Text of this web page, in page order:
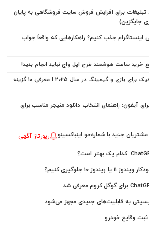
تبلیغات برای افزایش فروش سایت فروشگاهی به پایان
جایگزین)
اینستاگرام جذب کنیم؟ راهکارهایی که واقعاً جواب
مناسب‌ترین کارت گرافیک برای بازی و گیمینگ در سال ۲۰۲۵ | معرفی ۱۰ گزینه
آیفون: راهنمای انتخاب دانلود منیجر مناسب برای
جدید با شماره‌جو اینباکسینو رپورتاژ آگهی
10 جلوگیری کنیم؟
به قابلیت‌های جدیدی مجهز می‌شود
ثبت وقایع خودرو